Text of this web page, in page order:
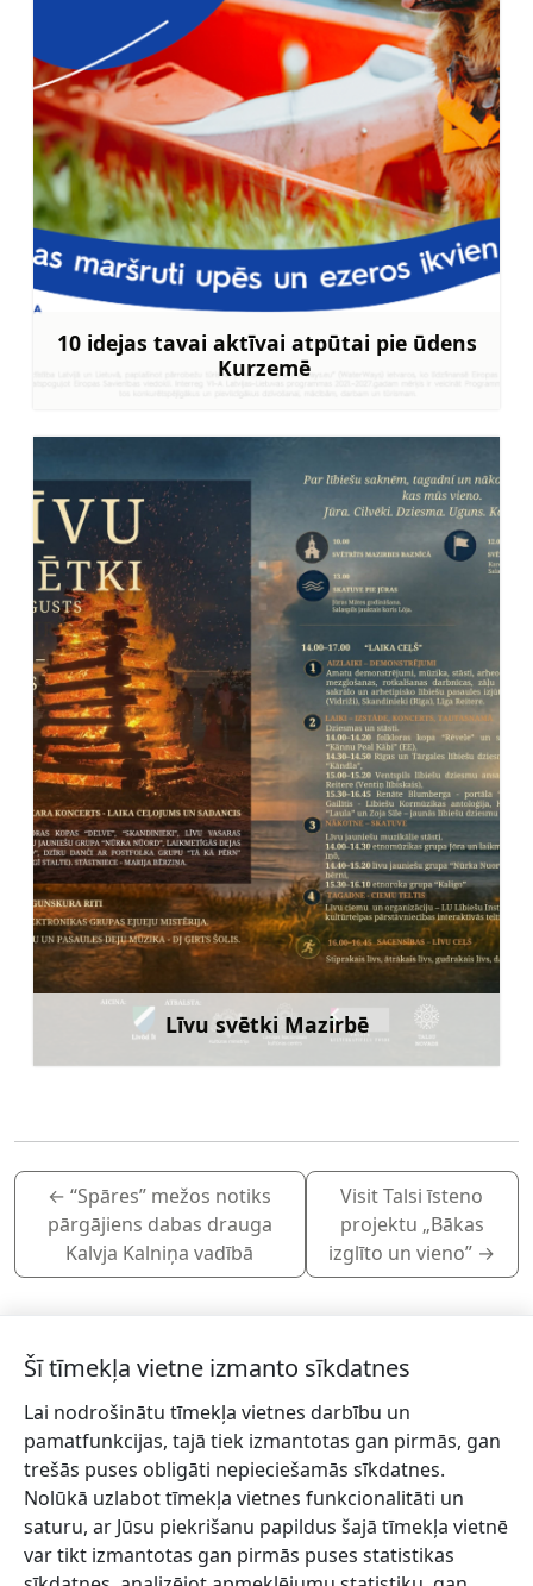
10 idejas tavai aktīvai atpūtai pie ūdens
Kurzemē
Līvu svētki Mazirbē
Uzzināt vairāk
← “Spāres” mežos notiks
pārgājiens dabas drauga
Kalvja Kalniņa vadībā
Visit Talsi īsteno
projektu „Bākas
izglīto un vieno” →
Piesakies jaunumiem!
Pieraksties jaunumiem e-pastā un nepalaid garām
jaunākās aktualitātes.
Šī tīmekļa vietne izmanto sīkdatnes
Lai nodrošinātu tīmekļa vietnes darbību un
pamatfunkcijas, tajā tiek izmantotas gan pirmās, gan
trešās puses obligāti nepieciešamās sīkdatnes.
Nolūkā uzlabot tīmekļa vietnes funkcionalitāti un
saturu, ar Jūsu piekrišanu papildus šajā tīmekļa vietnē
var tikt izmantotas gan pirmās puses statistikas